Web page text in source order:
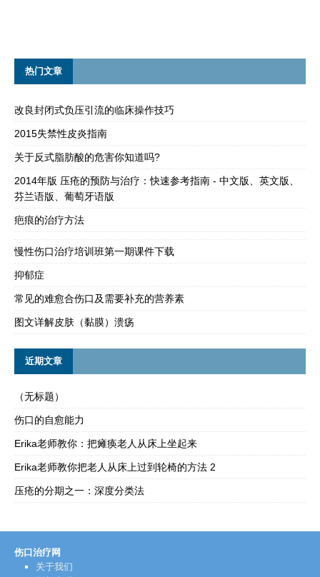
热门文章
改良封闭式负压引流的临床操作技巧
2015失禁性皮炎指南
关于反式脂肪酸的危害你知道吗?
2014年版 压疮的预防与治疗：快速参考指南 - 中文版、英文版、
芬兰语版、葡萄牙语版
疤痕的治疗方法
慢性伤口治疗培训班第一期课件下载
抑郁症
常见的难愈合伤口及需要补充的营养素
图文详解皮肤（黏膜）溃疡
近期文章
（无标题）
伤口的自愈能力
Erika老师教你：把瘫痪老人从床上坐起来
Erika老师教你把老人从床上过到轮椅的方法 2
压疮的分期之一：深度分类法
伤口治疗网
关于我们